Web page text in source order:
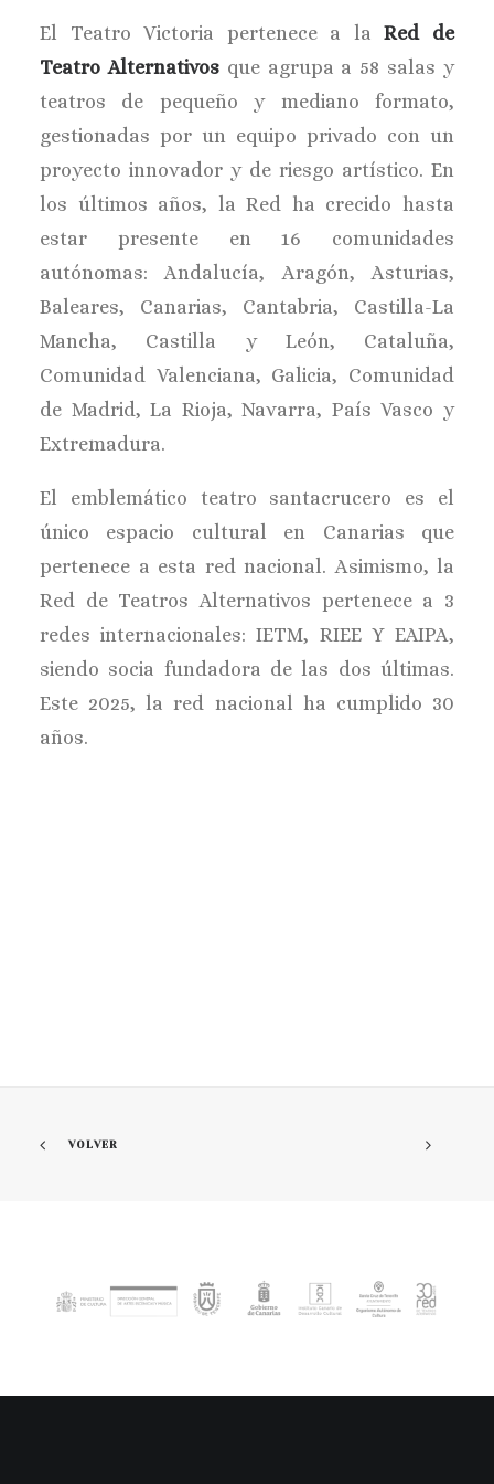
BUSCAR
El Teatro Victoria pertenece a laRed de
Teatro Alternativosque agrupa a 58 salas y
teatros de pequeño y mediano formato,
gestionadas por un equipo privado con un
proyecto innovador y de riesgo artístico. En
los últimos años, la Red ha crecido hasta
estar presente en 16 comunidades
autónomas: Andalucía, Aragón, Asturias,
Baleares, Canarias, Cantabria, Castilla-La
Mancha, Castilla y León, Cataluña,
Comunidad Valenciana, Galicia, Comunidad
de Madrid, La Rioja, Navarra, País Vasco y
Extremadura.
El emblemático teatro santacrucero es el
único espacio cultural en Canarias que
pertenece a esta red nacional. Asimismo, la
Red de Teatros Alternativos pertenece a 3
redes internacionales: IETM, RIEE Y EAIPA,
siendo socia fundadora de las dos últimas.
Este 2025, la red nacional ha cumplido 30
años.
VOLVER